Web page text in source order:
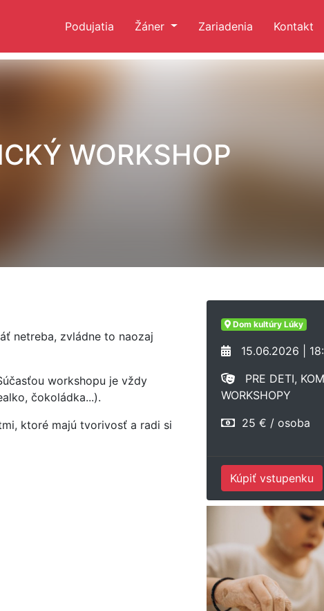
Podujatia Žáner Zariadenia Kontakt
WORKSHOP
netreba, zvládne to naozaj
workshopu je vždy
čokoládka...).
ktoré majú tvorivosť a radi si
Dom kultúry Lúky
15.06.2026 |
PRE DETI,
WORKSHOPY
25 € / osoba
Kúpiť vstupenku